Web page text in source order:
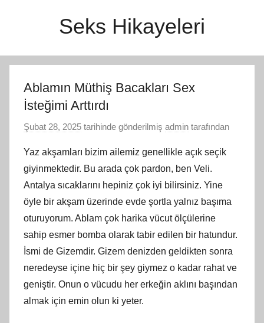
Seks Hikayeleri
Ablamın Müthiş Bacakları Sex
İsteğimi Arttırdı
Şubat 28, 2025 tarihinde gönderilmiş admin tarafından
Yaz akşamları bizim ailemiz genellikle açık seçik
giyinmektedir. Bu arada çok pardon, ben Veli.
Antalya sıcaklarını hepiniz çok iyi bilirsiniz. Yine
öyle bir akşam üzerinde evde şortla yalnız başıma
oturuyorum. Ablam çok harika vücut ölçülerine
sahip esmer bomba olarak tabir edilen bir hatundur.
İsmi de Gizemdir. Gizem denizden geldikten sonra
neredeyse içine hiç bir şey giymez o kadar rahat ve
geniştir. Onun o vücudu her erkeğin aklını başından
almak için emin olun ki yeter.